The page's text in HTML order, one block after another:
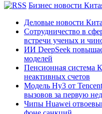
Бизнес новости
Деловые новости
Сотрудничество в
встречи ученых и
ИИ DeepSeek
моделей
Пенсионная система
неактивных счетов
Модель Hy3 от
вызовов за первую
Чипы Huawei